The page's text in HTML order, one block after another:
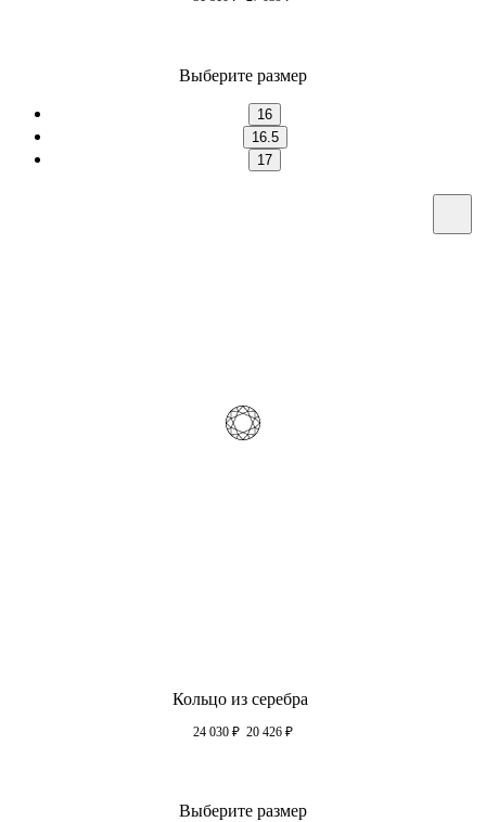
Выберите размер
16
16.5
17
Кольцо из серебра
24 030 ₽ 20 426 ₽
Выберите размер